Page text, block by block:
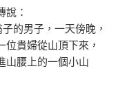
說：
的男子，一天傍晚，
貴婦從山頂下來，
山腰上的一個小山